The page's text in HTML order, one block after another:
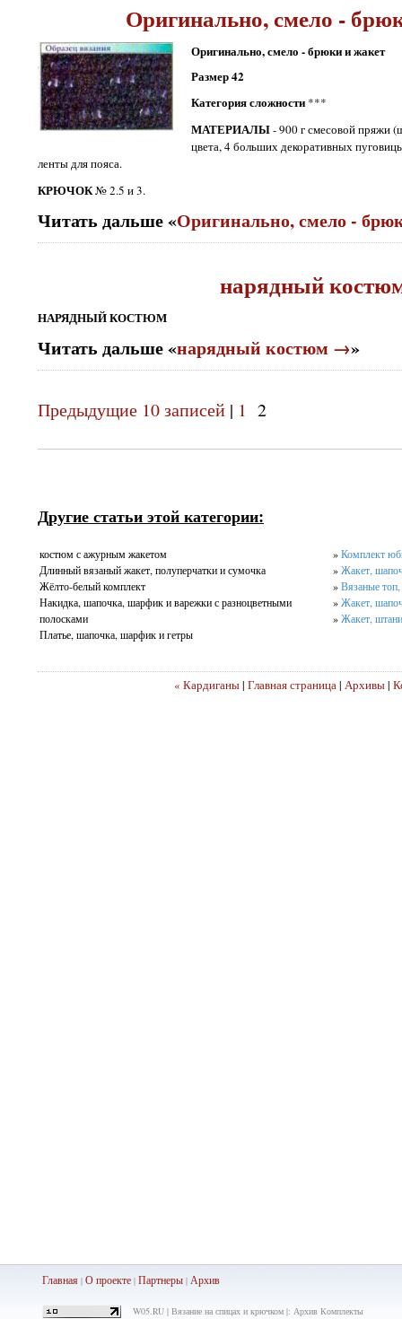
Оригинально, смело -
Оригинально, смело - брюки и жакет
Размер 42
Категория сложности ***
МАТЕРИАЛЫ- 900 г смесовой пряжи
цвета, 4 больших декоративных
ленты для пояса.
КРЮЧОК№ 2.5 и 3.
Читать дальше «Оригинально, смело -
нарядный
НАРЯДНЫЙ КОСТЮМ
Читать дальше «нарядный костюм →»
Предыдущие 10 записей | 1 2
Другие статьи этой категории:
костюм с ажурным жакетом
Длинный вязаный жакет, полуперчатки и сумочка
Жёлто-белый комплект
Накидка, шапочка, шарфик и варежки с разноцветными
полосками
Платье, шапочка, шарфик и гетры
»Комплект
»Жакет,
»Вязаные
»Жакет,
»Жакет,
« Кардиганы| Главная страница| Архивы|
Главная| О проекте| Партнеры| Архив
W05.RU | Вязание на спицах и крючком |: Архив Комплекты